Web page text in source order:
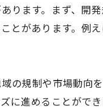
法人が知るべき調整
調整区域売却で
法人向け調整区
ます。まず、開
とがあります。例
の規制や市場動
に進めることがで